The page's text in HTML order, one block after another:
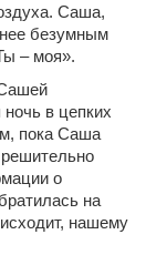
Саша,
безумным
– моя».
ночь в цепких
пока Саша
о
на
нашему